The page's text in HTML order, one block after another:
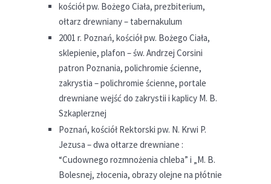
kościół pw. Bożego Ciała, prezbiterium,
ołtarz drewniany – tabernakulum
2001 r. Poznań, kościół pw. Bożego Ciała,
sklepienie, plafon – św. Andrzej Corsini
patron Poznania, polichromie ścienne,
zakrystia – polichromie ścienne, portale
drewniane wejść do zakrystii i kaplicy M. B.
Szkaplerznej
Poznań, kościół Rektorski pw. N. Krwi P.
Jezusa – dwa ołtarze drewniane :
“Cudownego rozmnożenia chleba” i „M. B.
Bolesnej, złocenia, obrazy olejne na płótnie